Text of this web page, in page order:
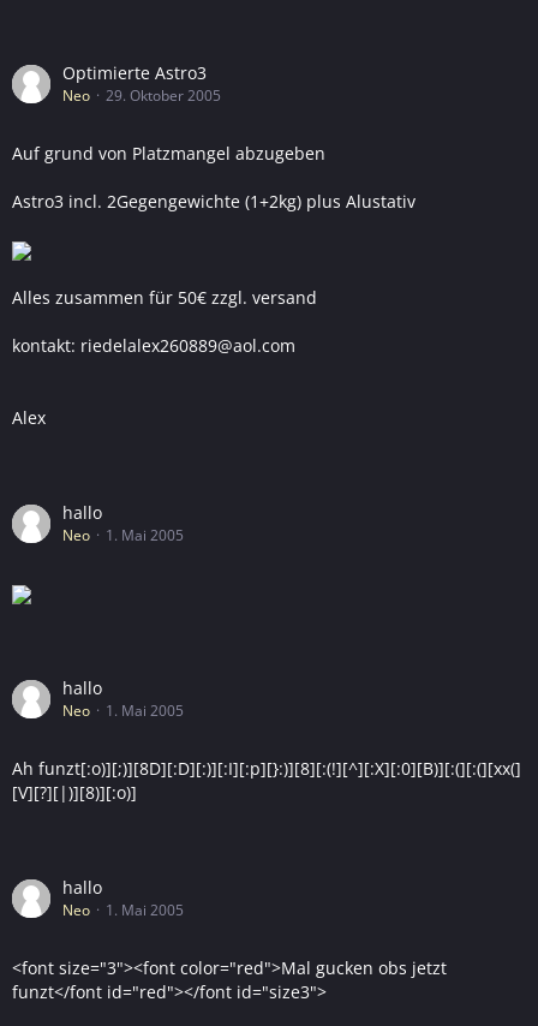
Optimierte Astro3
Neo 29. Oktober 2005
Auf grund von Platzmangel abzugeben
Astro3 incl. 2Gegengewichte (1+2kg) plus Alustativ
Alles zusammen für 50€ zzgl. versand
kontakt: riedelalex260889@aol.com
Alex
hallo
Neo 1. Mai 2005
hallo
Neo 1. Mai 2005
Ah funzt[:o)][;)][8D][:D][:)][:I][:p][}:)][8][:(!][^][:X][:0][B)][:(][:(][xx(]
[V][?][|)][8)][:o)]
hallo
Neo 1. Mai 2005
<font size="3"><font color="red">Mal gucken obs jetzt
funzt</font id="red"></font id="size3">